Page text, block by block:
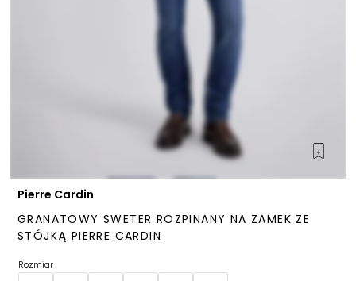
Pierre Cardin
GRANATOWY SWETER ROZPINANY NA ZAMEK ZE
STÓJKĄ PIERRE CARDIN
Rozmiar